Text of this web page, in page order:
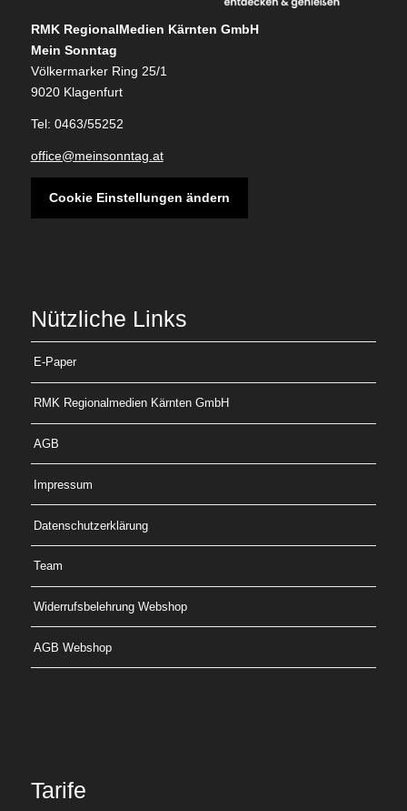
RMK RegionalMedien Kärnten GmbH
Mein Sonntag
Völkermarker Ring 25/1
9020 Klagenfurt
Tel: 0463/55252
office@meinsonntag.at
Cookie Einstellungen ändern
Nützliche Links
E-Paper
RMK Regionalmedien Kärnten GmbH
AGB
Impressum
Datenschutzerklärung
Team
Widerrufsbelehrung Webshop
AGB Webshop
Tarife